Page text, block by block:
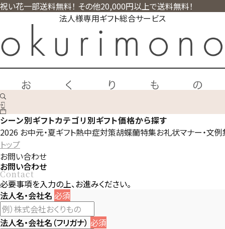
祝い花一部送料無料！ その他20,000円以上で送料無料！
法人様専用ギフト総合サービス
シーン別ギフトカテゴリ別ギフト価格から探す
2026 お中元・夏ギフト熱中症対策胡蝶蘭特集お礼状マナー・文
トップ
お問い合わせ
お問い合わせ
Contact
必要事項を入力の上、お進みください。
法人名・会社名 必須
法人名・会社名（フリガナ） 必須